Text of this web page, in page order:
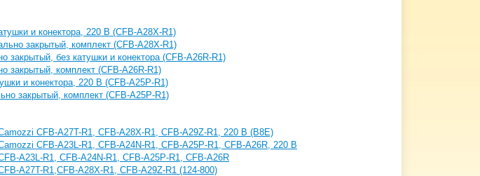
и конектора, 220 В (CFB-A28X-R1)
закрытый, комплект (CFB-A28X-R1)
без катушки и конектора (CFB-A26R-R1)
закрытый, комплект (CFB-A26R-R1)
и конектора, 220 В (CFB-A25P-R1)
закрытый, комплект (CFB-A25P-R1)
CFB-A27T-R1, CFB-A28X-R1, CFB-A29Z-R1, 220 В (B8E)
CFB-A23L-R1, CFB-A24N-R1, CFB-A25P-R1, CFB-A26R, 220 В
A23L-R1, CFB-A24N-R1, CFB-A25P-R1, CFB-A26R
A27T-R1,CFB-A28X-R1, CFB-A29Z-R1 (124-800)